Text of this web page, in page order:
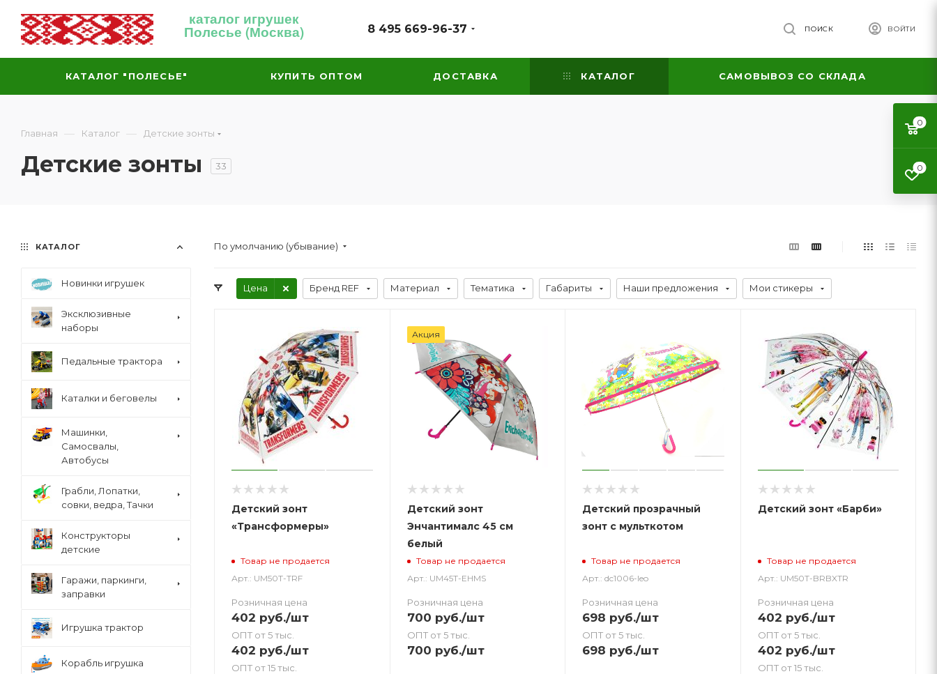
каталог игрушек
Полесье (Москва) 8 495 669-96-37 ВОЙТИ
ПОИСК
КАТАЛОГ "ПОЛЕСЬЕ" КУПИТЬ ОПТОМ ДОСТАВКА КАТАЛОГ САМОВЫВОЗ СО СКЛАДА
Главная — Каталог — Детские зонты
Детские зонты 33
По умолчанию (убывание)
Цена Бренд REF Материал Тематика Габариты Наши предложения Мои стикеры
Детский зонт
«Трансформеры»
Товар не продается
Арт.: UM50T-TRF
Розничная цена
402 руб./шт
ОПТ от 5 тыс.
402 руб./шт
ОПТ от 15 тыс.
Акция
Детский зонт
Энчантималс 45 см
белый
Товар не продается
Арт.: UM45T-EHMS
Розничная цена
700 руб./шт
ОПТ от 5 тыс.
700 руб./шт
Детский прозрачный
зонт с мульткотом
Товар не продается
Арт.: dc1006-leo
Розничная цена
698 руб./шт
ОПТ от 5 тыс.
698 руб./шт
Детский зонт «Барби»
Товар не продается
Арт.: UM50T-BRBXTR
Розничная цена
402 руб./шт
ОПТ от 5 тыс.
402 руб./шт
ОПТ от 15 тыс.
КАТАЛОГ
Новинки игрушек
Эксклюзивные
наборы
Педальные трактора
Каталки и беговелы
Машинки,
Самосвалы,
Автобусы
Грабли, Лопатки,
совки, ведра, Тачки
Конструкторы
детские
Гаражи, паркинги,
заправки
Игрушка трактор
Корабль игрушка
0
0